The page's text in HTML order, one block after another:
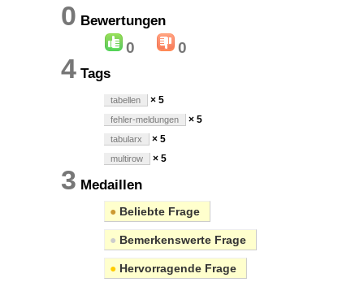
0 Bewertungen
0 0
4 Tags
tabellen × 5
fehler-meldungen × 5
tabularx × 5
multirow × 5
3 Medaillen
● Beliebte Frage
● Bemerkenswerte Frage
● Hervorragende Frage